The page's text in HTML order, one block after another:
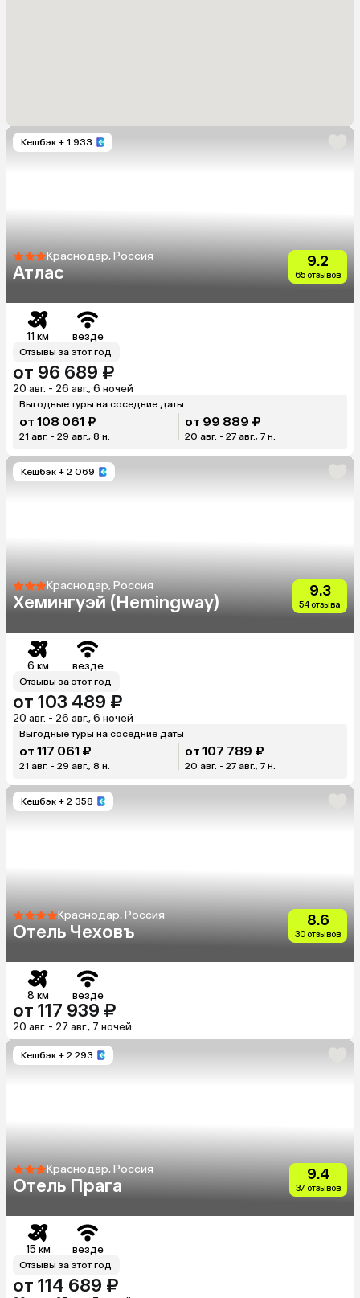
Кешбэк + 1 933
Краснодар, Россия
Атлас
9.2
65 отзывов
11 км везде
Отзывы за этот год
от 96 689 ₽
20 авг. - 26 авг., 6 ночей
Выгодные туры на соседние даты
от 108 061 ₽
21 авг. - 29 авг., 8 н.
от 99 889 ₽
20 авг. - 27 авг., 7 н.
Кешбэк + 2 069
Краснодар, Россия
Хемингуэй (Hemingway)
9.3
54 отзыва
6 км везде
Отзывы за этот год
от 103 489 ₽
20 авг. - 26 авг., 6 ночей
Выгодные туры на соседние даты
от 117 061 ₽
21 авг. - 29 авг., 8 н.
от 107 789 ₽
20 авг. - 27 авг., 7 н.
Кешбэк + 2 358
Краснодар, Россия
Отель Чеховъ
8.6
30 отзывов
8 км везде
от 117 939 ₽
20 авг. - 27 авг., 7 ночей
Кешбэк + 2 293
Краснодар, Россия
Отель Прага
9.4
37 отзывов
15 км везде
Отзывы за этот год
от 114 689 ₽